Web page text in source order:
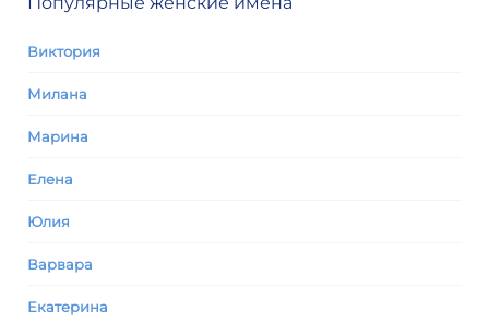
Виктория
Милана
Марина
Елена
Юлия
Варвара
Екатерина